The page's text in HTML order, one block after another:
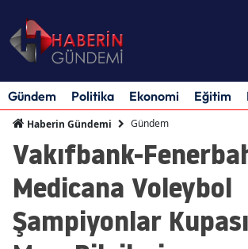
Gündem Politika Ekonomi Eğitim
Haberin Gündemi Gündem
Vakıfbank-
Medicana Voleybol
Şampiyonlar